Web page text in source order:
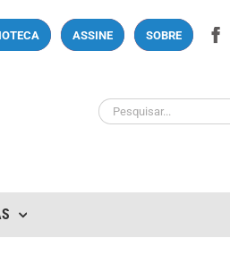
ASSINE SOBRE
Buscar
resultados